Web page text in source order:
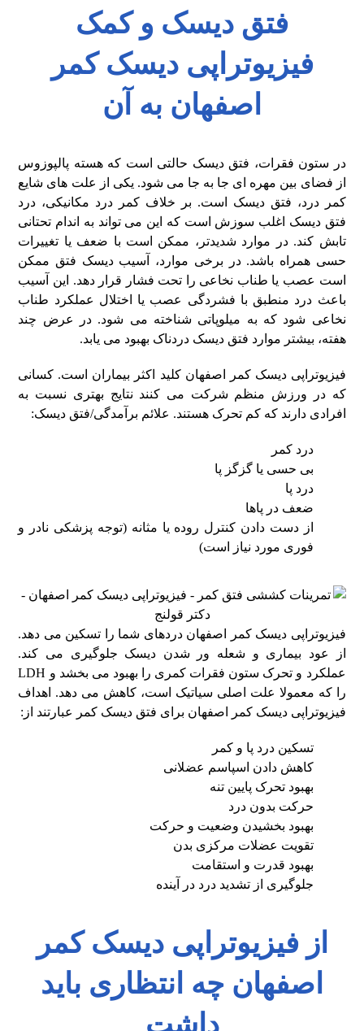
فتق دیسک و کمک
فیزیوتراپی دیسک کمر
اصفهان به آن
در ستون فقرات، فتق دیسک حالتی است که هسته پالپوزوس
از فضای بین مهره ای جا به جا می شود. یکی از علت های شایع
کمر درد، فتق دیسک است. بر خلاف کمر درد مکانیکی، درد
فتق دیسک اغلب سوزش است که این می تواند به اندام تحتانی
تابش کند. در موارد شدیدتر، ممکن است با ضعف یا تغییرات
حسی همراه باشد. در برخی موارد، آسیب دیسک فتق ممکن
است عصب یا طناب نخاعی را تحت فشار قرار دهد. این آسیب
باعث درد منطبق با فشردگی عصب یا اختلال عملکرد طناب
نخاعی شود که به میلوپاتی شناخته می ‌شود. در عرض چند
هفته، بیشتر موارد فتق دیسک دردناک بهبود می یابد.
فیزیوتراپی دیسک کمر اصفهان کلید اکثر بیماران است. کسانی
که در ورزش منظم شرکت می ‌کنند نتایج بهتری نسبت به
افرادی دارند که کم‌ تحرک هستند. علائم برآمدگی/فتق دیسک:
درد کمر
بی حسی یا گزگز پا
درد پا
ضعف در پاها
از دست دادن کنترل روده یا مثانه (توجه پزشکی نادر و
فوری مورد نیاز است)
فیزیوتراپی دیسک کمر اصفهان دردهای شما را تسکین می دهد.
از عود بیماری و شعله ور شدن دیسک جلوگیری می کند.
عملکرد و تحرک ستون فقرات کمری را بهبود می بخشد و LDH
را که معمولا علت اصلی سیاتیک است، کاهش می دهد. اهداف
فیزیوتراپی دیسک کمر اصفهان برای فتق دیسک کمر عبارتند از:
تسکین درد پا و کمر
کاهش دادن اسپاسم عضلانی
بهبود تحرک پایین تنه
حرکت بدون درد
بهبود بخشیدن وضعیت و حرکت
تقویت عضلات مرکزی بدن
بهبود قدرت و استقامت
جلوگیری از تشدید درد در آینده
از فیزیوتراپی دیسک کمر
اصفهان چه انتظاری باید
داشت